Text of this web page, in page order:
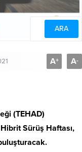
A+ A-
(TEHAD)
Sürüş Haftası,